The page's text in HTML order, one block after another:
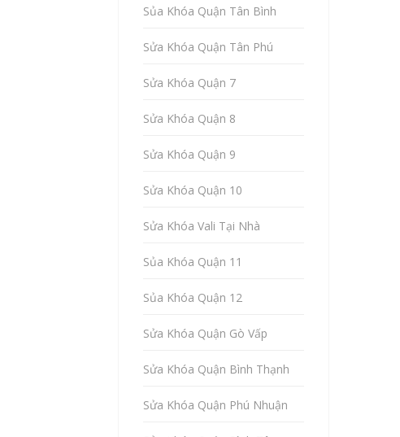
Sủa Khóa Quận Tân Bình
Sửa Khóa Quận Tân Phú
Sửa Khóa Quận 7
Sửa Khóa Quận 8
Sửa Khóa Quận 9
Sửa Khóa Quận 10
Sửa Khóa Vali Tại Nhà
Sủa Khóa Quận 11
Sủa Khóa Quận 12
Sửa Khóa Quận Gò Vấp
Sửa Khóa Quận Bình Thạnh
Sửa Khóa Quận Phú Nhuận